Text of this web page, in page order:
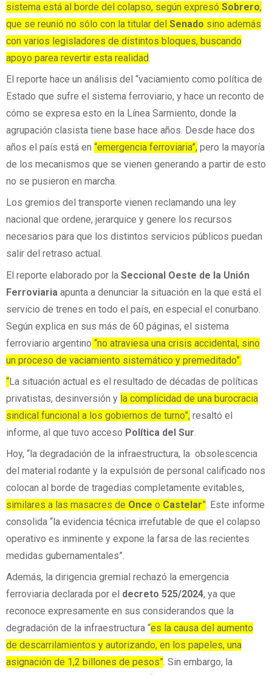
sistema está al borde del colapso, según expresó Sobrero,
que se reunió no sólo con la titular del Senado sino además
con varios legisladores de distintos bloques, buscando
apoyo parea revertir esta realidad.
El reporte hace un análisis del “vaciamiento como política de
Estado que sufre el sistema ferroviario, y hace un reconto de
cómo se expresa esto en la Línea Sarmiento, donde la
agrupación clasista tiene base hace años. Desde hace dos
años el país está en “emergencia ferroviaria”, pero la mayoría
de los mecanismos que se vienen generando a partir de esto
no se pusieron en marcha.
Los gremios del transporte vienen reclamando una ley
nacional que ordene, jerarquice y genere los recursos
necesarios para que los distintos servicios públicos puedan
salir del retraso actual.
El reporte elaborado por la Seccional Oeste de la Unión
Ferroviaria apunta a denunciar la situación en la que está el
servicio de trenes en todo el país, en especial el conurbano.
Según explica en sus más de 60 páginas, el sistema
ferroviario argentino “no atraviesa una crisis accidental, sino
un proceso de vaciamiento sistemático y premeditado”.
“La situación actual es el resultado de décadas de políticas
privatistas, desinversión y la complicidad de una burocracia
sindical funcional a los gobiernos de turno”, resaltó el
informe, al que tuvo acceso Política del Sur.
Hoy, “la degradación de la infraestructura, la obsolescencia
del material rodante y la expulsión de personal calificado nos
colocan al borde de tragedias completamente evitables,
similares a las masacres de Once o Castelar”. Este informe
consolida “la evidencia técnica irrefutable de que el colapso
operativo es inminente y expone la farsa de las recientes
medidas gubernamentales”.
Además, la dirigencia gremial rechazó la emergencia
ferroviaria declarada por el decreto 525/2024, ya que
reconoce expresamente en sus considerandos que la
degradación de la infraestructura “es la causa del aumento
de descarrilamientos y autorizando, en los papeles, una
asignación de 1,2 billones de pesos”. Sin embargo, la